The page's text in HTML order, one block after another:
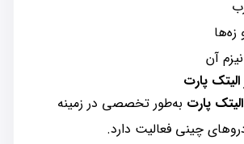
زه‌ها
آن
الیتک پارت
الیتک پارت به‌طور تخصصی در زمینه
چینی فعالیت دارد.